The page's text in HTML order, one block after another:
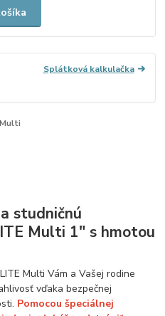
Splátková kalkulačka
studničnú
Multi 1" s hmotou
Multi Vám a Vašej rodine
vďaka bezpečnej
Pomocou špeciálnej